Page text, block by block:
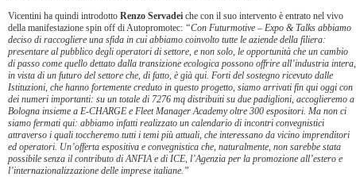
Vicentini ha quindi introdotto Renzo Servadei che con il suo intervento è entrato nel vivo
della manifestazione spin off di Autopromotec: “Con Futurmotive – Expo & Talks abbiamo
deciso di raccogliere una sfida in cui abbiamo coinvolto tutte le aziende della filiera:
presentare al pubblico degli operatori di settore, e non solo, le opportunità che un cambio
di passo come quello dettato dalla transizione ecologica possono offrire all’industria intera,
in vista di un futuro del settore che, di fatto, è già qui. Forti del sostegno ricevuto dalle
Istituzioni, che hanno fortemente creduto in questo progetto, siamo arrivati fin qui oggi con
dei numeri importanti: su un totale di 7276 mq distribuiti su due padiglioni, accoglieremo a
Bologna insieme a E-CHARGE e Fleet Manager Academy oltre 300 espositori. Ma non ci
siamo fermati qui: abbiamo infatti realizzato un calendario di incontri convegnistici
attraverso i quali toccheremo tutti i temi più attuali, che interessano da vicino imprenditori
ed operatori. Un’offerta espositiva e convegnistica che, naturalmente, non sarebbe stata
possibile senza il contributo di ANFIA e di ICE, l’Agenzia per la promozione all’estero e
l’internazionalizzazione delle imprese italiane.”